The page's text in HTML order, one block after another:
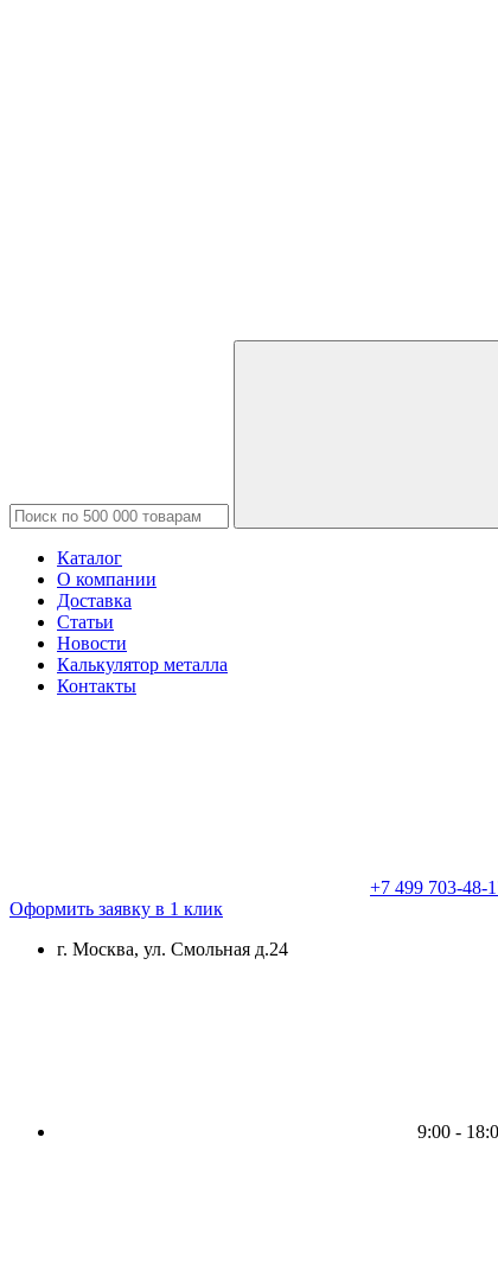
Каталог
О компании
Доставка
Статьи
Новости
Калькулятор металла
Контакты
+7 499 703-48-
Оформить заявку в 1 клик
г. Москва, ул. Смольная д.24
9:00 -